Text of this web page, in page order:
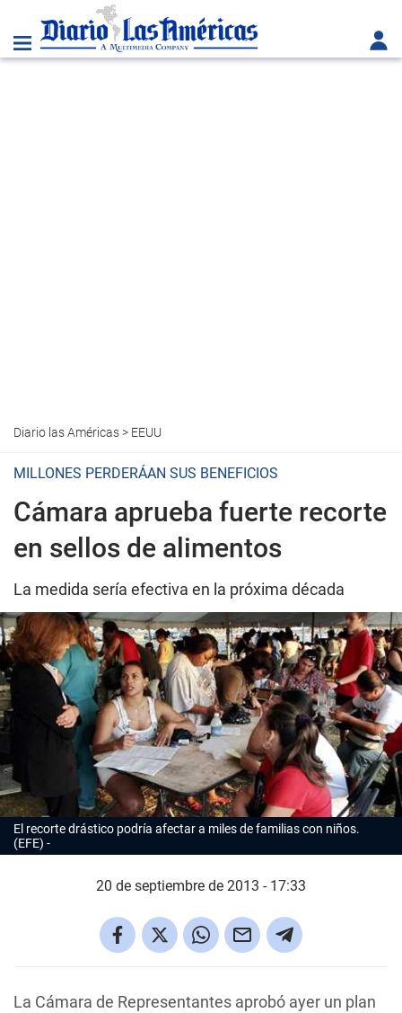
Diario las Américas> EEUU
MILLONES PERDERÁAN SUS BENEFICIOS
Cámara aprueba fuerte recorte
en sellos de alimentos
La medida sería efectiva en la próxima década
El recorte drástico podría afectar a miles de familias con niños.
(EFE)
20 de septiembre de 2013 - 17:33
La Cámara de Representantes aprobó ayer un plan